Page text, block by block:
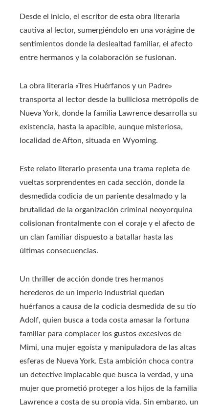
Desde el inicio, el escritor de esta obra literaria
cautiva al lector, sumergiéndolo en una vorágine de
sentimientos donde la deslealtad familiar, el afecto
entre hermanos y la colaboración se fusionan.
La obra literaria «Tres Huérfanos y un Padre»
transporta al lector desde la bulliciosa metrópolis de
Nueva York, donde la familia Lawrence desarrolla su
existencia, hasta la apacible, aunque misteriosa,
localidad de Afton, situada en Wyoming.
Este relato literario presenta una trama repleta de
vueltas sorprendentes en cada sección, donde la
desmedida codicia de un pariente desalmado y la
brutalidad de la organización criminal neoyorquina
colisionan frontalmente con el coraje y el afecto de
un clan familiar dispuesto a batallar hasta las
últimas consecuencias.
Un thriller de acción donde tres hermanos
herederos de un imperio industrial quedan
huérfanos a causa de la codicia desmedida de su tío
Adolf, quien busca a toda costa amasar la fortuna
familiar para complacer los gustos excesivos de
Mimi, una mujer egoísta y manipuladora de las altas
esferas de Nueva York. Esta ambición choca contra
un detective implacable que busca la verdad, y una
mujer que prometió proteger a los hijos de la familia
Lawrence a costa de su propia vida. Sin embargo, un